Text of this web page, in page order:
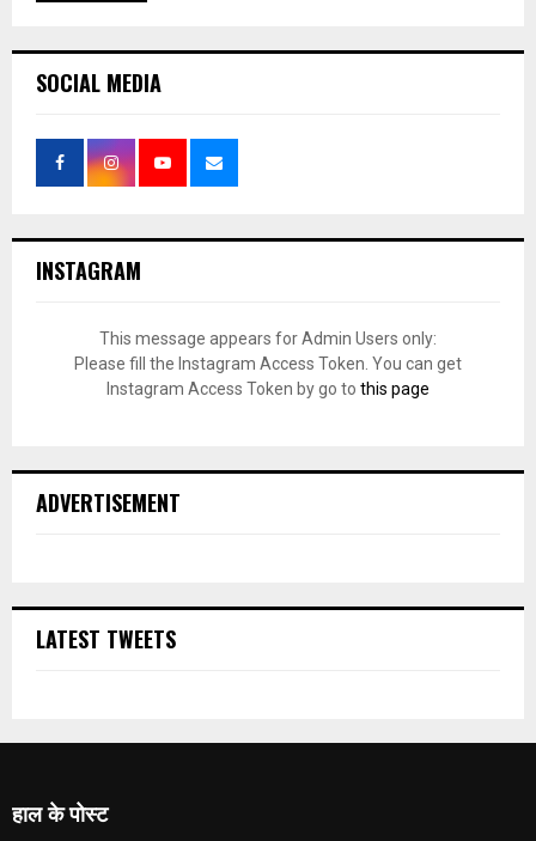
SOCIAL MEDIA
INSTAGRAM
This message appears for Admin Users only:
Please fill the Instagram Access Token. You can get
Instagram Access Token by go to this page
ADVERTISEMENT
LATEST TWEETS
हाल के पोस्ट